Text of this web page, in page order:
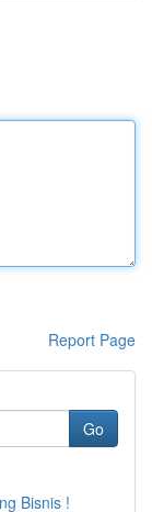
Report Page
Go
Bisnis !